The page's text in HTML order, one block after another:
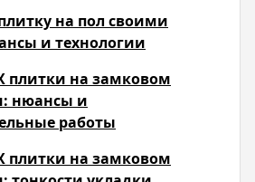
на пол своими
и технологии
плитки на замковом
нюансы и
работы
плитки на замковом